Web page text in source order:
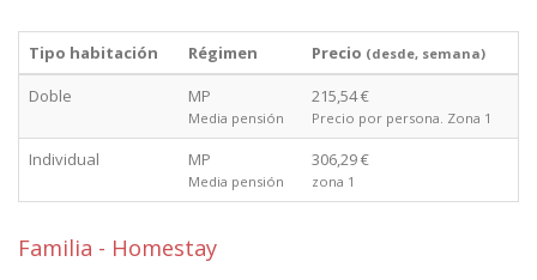
Tipo habitación Régimen Precio (desde, semana)
Doble MP
Media pensión
215,54 €
Precio por persona. Zona 1
Individual MP
Media pensión
306,29 €
zona 1
Familia - Homestay